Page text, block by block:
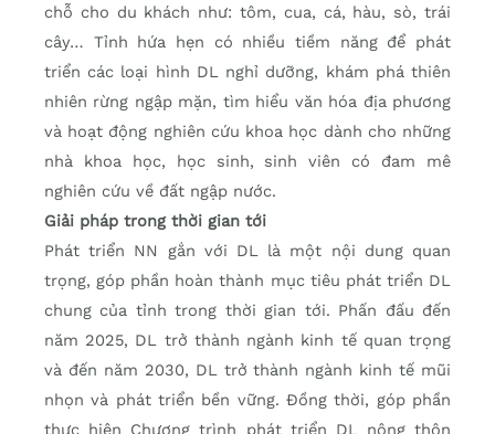
chỗ cho du khách như: tôm, cua, cá, hàu, sò, trái
cây… Tỉnh hứa hẹn có nhiều tiềm năng để phát
triển các loại hình DL nghỉ dưỡng, khám phá thiên
nhiên rừng ngập mặn, tìm hiểu văn hóa địa phương
và hoạt động nghiên cứu khoa học dành cho những
nhà khoa học, học sinh, sinh viên có đam mê
nghiên cứu về đất ngập nước.
Giải pháp trong thời gian tới
Phát triển NN gắn với DL là một nội dung quan
trọng, góp phần hoàn thành mục tiêu phát triển DL
chung của tỉnh trong thời gian tới. Phấn đấu đến
năm 2025, DL trở thành ngành kinh tế quan trọng
và đến năm 2030, DL trở thành ngành kinh tế mũi
nhọn và phát triển bền vững. Đồng thời, góp phần
thực hiện Chương trình phát triển DL nông thôn